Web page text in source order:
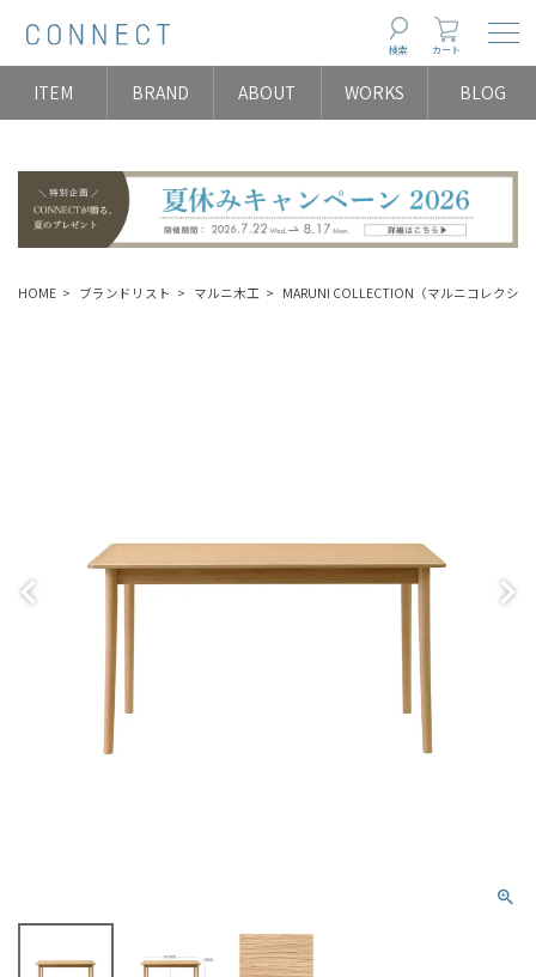
検索 カート
ITEM BRAND ABOUT WORKS BLOG
HOME ブランドリスト マルニ木工 MARUNI COLLECTION（マルニコレクシ